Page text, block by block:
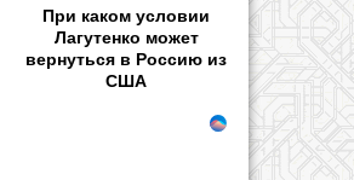
При каком условии
Лагутенко может
вернуться в Россию из
США